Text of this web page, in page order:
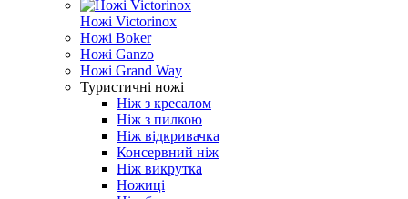
Ножі Victorinox
Ножі Boker
Ножі Ganzo
Ножі Grand Way
Туристичні ножі
Ніж з кресалом
Ніж з пилкою
Ніж відкривачка
Консервний ніж
Ніж викрутка
Ножиці